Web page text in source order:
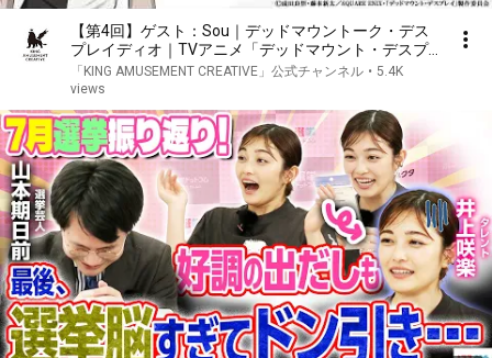
【第4回】ゲスト：Sou｜デッドマウントーク・デス
プレイディオ｜TVアニメ「デッドマウント・デスプ
レイ」
「KING AMUSEMENT CREATIVE」公式チャンネル • 5.4K
views